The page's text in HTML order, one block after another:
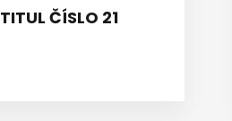
TITUL ČÍSLO 21